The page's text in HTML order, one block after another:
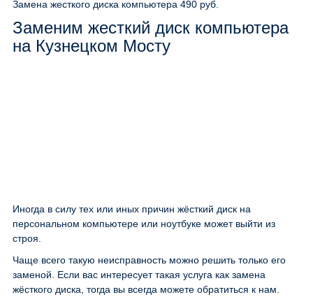
Замена жесткого диска компьютера 490 руб.
Заменим жесткий диск компьютера
на Кузнецком Мосту
Иногда в силу тех или иных причин жёсткий диск на
персональном компьютере или ноутбуке может выйти из
строя.
Чаще всего такую неисправность можно решить только его
заменой. Если вас интересует такая услуга как замена
жёсткого диска, тогда вы всегда можете обратиться к нам.